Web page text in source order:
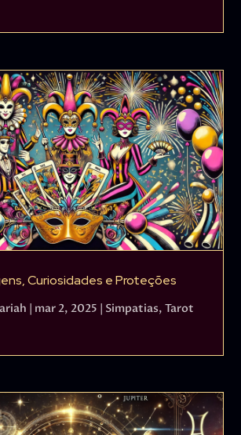
Curiosidades e Proteções
| mar 2, 2025 | Simpatias,Tarot